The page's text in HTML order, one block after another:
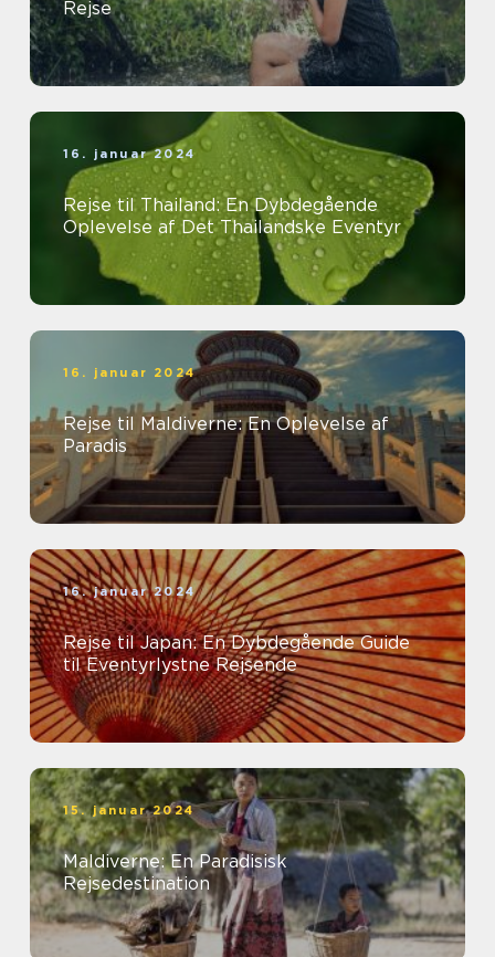
Rejse
16. januar 2024
Rejse til Thailand: En Dybdegående
Oplevelse af Det Thailandske Eventyr
16. januar 2024
Rejse til Maldiverne: En Oplevelse af
Paradis
16. januar 2024
Rejse til Japan: En Dybdegående Guide
til Eventyrlystne Rejsende
15. januar 2024
Maldiverne: En Paradisisk
Rejsedestination